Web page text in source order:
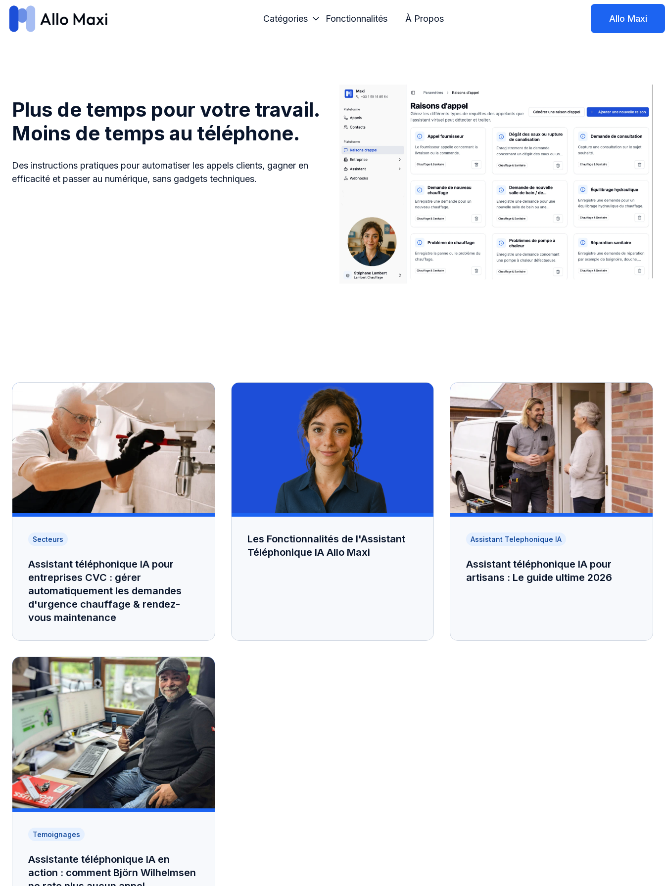
Catégories Fonctionnalités À Propos Allo Maxi
Plus de temps pour votre travail.
Moins de temps au téléphone.
Des instructions pratiques pour automatiser les appels clients, gagner en
efficacité et passer au numérique, sans gadgets techniques.
Secteurs
Assistant téléphonique IA pour
entreprises CVC : gérer
automatiquement les demandes
d'urgence chauffage & rendez-
vous maintenance
Les Fonctionnalités de l'Assistant
Téléphonique IA Allo Maxi
Assistant Telephonique IA
Assistant téléphonique IA pour
artisans : Le guide ultime 2026
Temoignages
Assistante téléphonique IA en
action : comment Björn Wilhelmsen